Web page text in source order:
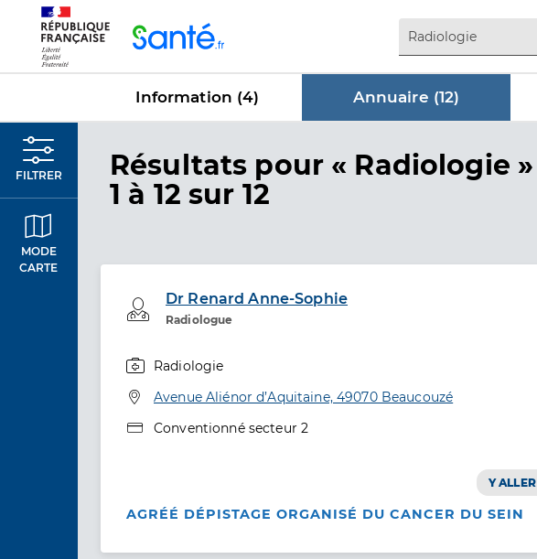
Information (4) Annuaire (12)
FILTRER
MODE
CARTE
Résultats dans Annuaire
pour « Radiologie »
1 à 12 sur 12
Dr Renard Anne-Sophie
Radiologue
Professionel de santé
Radiologie
Adresse
Avenue Aliénor d’Aquitaine, 49070 Beaucouzé
Type de convention
Conventionné secteur 2
Y ALLER
AGRÉÉ DÉPISTAGE ORGANISÉ DU CANCER DU SEIN
Panneau de gestion des cookies